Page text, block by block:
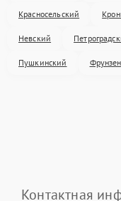
Красносельский
Невский
Пушкинский
Контактная